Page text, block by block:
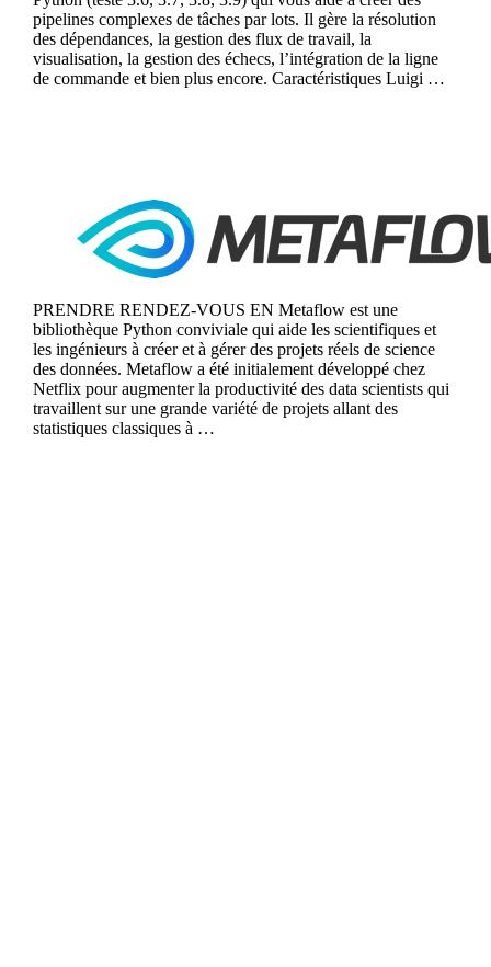
pipelines complexes de tâches par lots. Il gère la résolution
des dépendances, la gestion des flux de travail, la
visualisation, la gestion des échecs, l’intégration de la ligne
de commande et bien plus encore. Caractéristiques Luigi …
PRENDRE RENDEZ-VOUS EN Metaflow est une
bibliothèque Python conviviale qui aide les scientifiques et
les ingénieurs à créer et à gérer des projets réels de science
des données. Metaflow a été initialement développé chez
Netflix pour augmenter la productivité des data scientists qui
travaillent sur une grande variété de projets allant des
statistiques classiques à …